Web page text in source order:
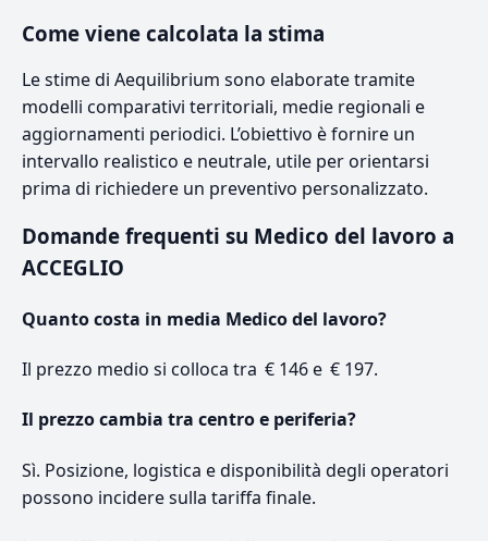
Come viene calcolata la stima
Le stime di Aequilibrium sono elaborate tramite
modelli comparativi territoriali, medie regionali e
aggiornamenti periodici. L’obiettivo è fornire un
intervallo realistico e neutrale, utile per orientarsi
prima di richiedere un preventivo personalizzato.
Domande frequenti su Medico del lavoro a
ACCEGLIO
Quanto costa in media Medico del lavoro?
Il prezzo medio si colloca tra € 146 e € 197.
Il prezzo cambia tra centro e periferia?
Sì. Posizione, logistica e disponibilità degli operatori
possono incidere sulla tariffa finale.